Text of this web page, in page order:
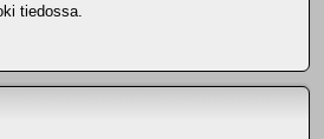
tiedossa.